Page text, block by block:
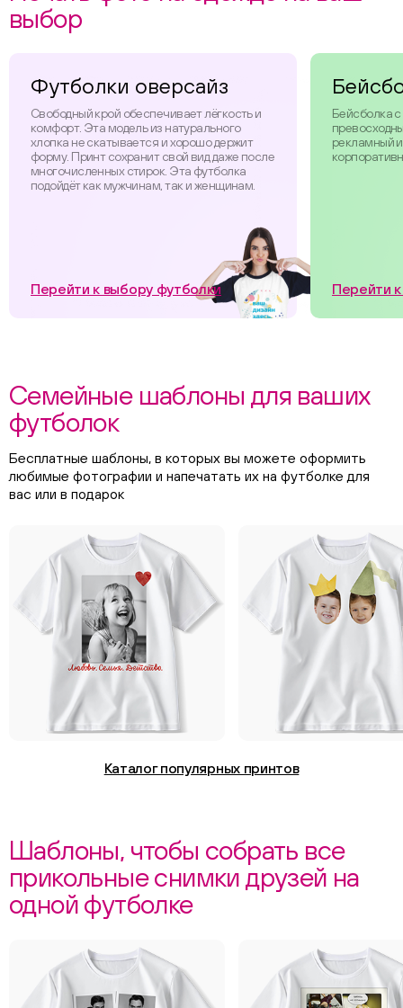
выбор
Футболки оверсайз
Свободный крой обеспечивает лёгкость и
комфорт. Эта модель из натурального
хлопка не скатывается и хорошо держит
форму. Принт сохранит свой вид даже после
многочисленных стирок. Эта футболка
подойдёт как мужчинам, так и женщинам.
Перейти к выбору футболки
Бейсболка
рекламный
Перейти
Семейные шаблоны для ваших
футболок
Бесплатные шаблоны, в которых вы можете оформить
любимые фотографии и напечатать их на футболке для
вас или в подарок
Каталог популярных принтов
Шаблоны, чтобы собрать все
прикольные снимки друзей на
одной футболке